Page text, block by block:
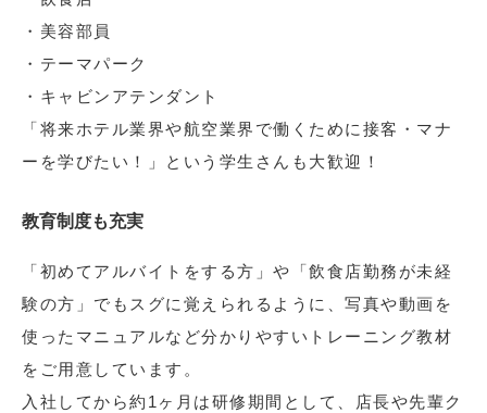
・美容部員
・テーマパーク
・キャビンアテンダント
「将来ホテル業界や航空業界で働くために接客・マナ
ーを学びたい！」という学生さんも大歓迎！
教育制度も充実
「初めてアルバイトをする方」や「飲食店勤務が未経
験の方」でもスグに覚えられるように、写真や動画を
使ったマニュアルなど分かりやすいトレーニング教材
をご用意しています。
入社してから約1ヶ月は研修期間として、店長や先輩ク